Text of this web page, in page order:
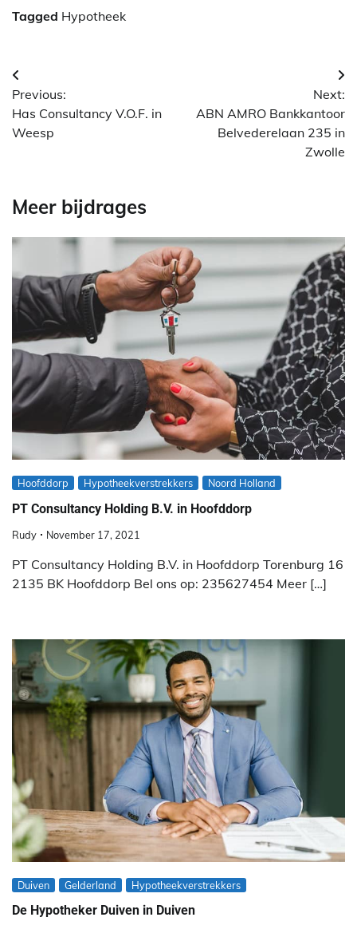
Tagged Hypotheek
Berichtnavigatie
Previous:
Has Consultancy V.O.F. in
Weesp
Next:
ABN AMRO Bankkantoor
Belvederelaan 235 in
Zwolle
Meer bijdrages
Hoofddorp Hypotheekverstrekkers Noord Holland
PT Consultancy Holding B.V. in Hoofddorp
Rudy November 17, 2021
PT Consultancy Holding B.V. in Hoofddorp Torenburg 16
2135 BK Hoofddorp Bel ons op: 235627454 Meer […]
Duiven Gelderland Hypotheekverstrekkers
De Hypotheker Duiven in Duiven